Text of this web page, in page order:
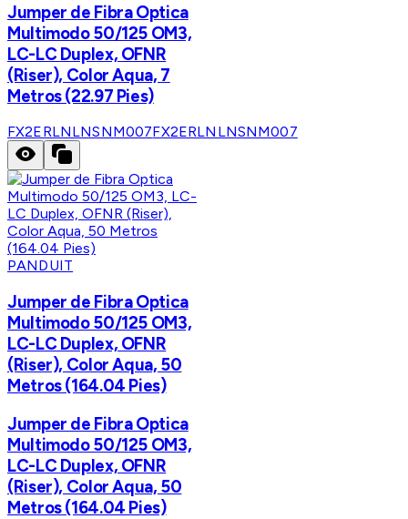
Jumper de Fibra Optica
Multimodo 50/125 OM3,
LC-LC Duplex, OFNR
(Riser), Color Aqua, 7
Metros (22.97 Pies)
FX2ERLNLNSNM007FX2ERLNLNSNM007
PANDUIT
Jumper de Fibra Optica
Multimodo 50/125 OM3,
LC-LC Duplex, OFNR
(Riser), Color Aqua, 50
Metros (164.04 Pies)
Jumper de Fibra Optica
Multimodo 50/125 OM3,
LC-LC Duplex, OFNR
(Riser), Color Aqua, 50
Metros (164.04 Pies)